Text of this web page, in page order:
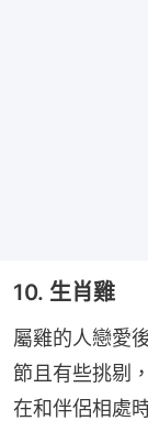
10. 生肖雞
屬雞的人戀愛
節且有些挑剔
在和伴侶相處